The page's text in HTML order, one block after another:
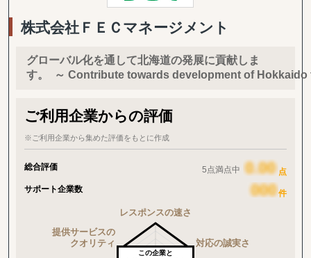
現在、世界中の22,000以上の地点でお客様の電力、ガス、水道の管
理を任されております。
株式会社ＦＥＣマネージメント
グローバル化を通して北海道の発展に貢献しま
す。 ～ Contribute towards development of
ご利用企業からの評価
※ご利用企業から集めた評価をもとに作成
総合評価 5点満点中
点
サポート企業数
件
この企業と